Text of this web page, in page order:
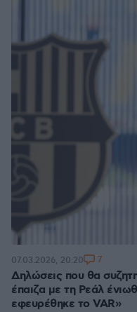
Δηλώσεις που θα
έπαιζα με τη Ρεάλ
εφευρέθηκε το VAR»
07.03.2026, 20:20 7